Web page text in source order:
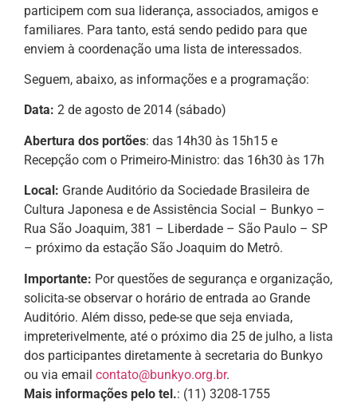
participem com sua liderança, associados, amigos e
familiares. Para tanto, está sendo pedido para que
enviem à coordenação uma lista de interessados.
Seguem, abaixo, as informações e a programação:
Data: 2 de agosto de 2014 (sábado)
Abertura dos portões: das 14h30 às 15h15 e
Recepção com o Primeiro-Ministro: das 16h30 às 17h
Local: Grande Auditório da Sociedade Brasileira de
Cultura Japonesa e de Assistência Social – Bunkyo –
Rua São Joaquim, 381 – Liberdade – São Paulo – SP
– próximo da estação São Joaquim do Metrô.
Importante: Por questões de segurança e organização,
solicita-se observar o horário de entrada ao Grande
Auditório. Além disso, pede-se que seja enviada,
impreterivelmente, até o próximo dia 25 de julho, a lista
dos participantes diretamente à secretaria do Bunkyo
ou via email contato@bunkyo.org.br.
Mais informações pelo tel.: (11) 3208-1755